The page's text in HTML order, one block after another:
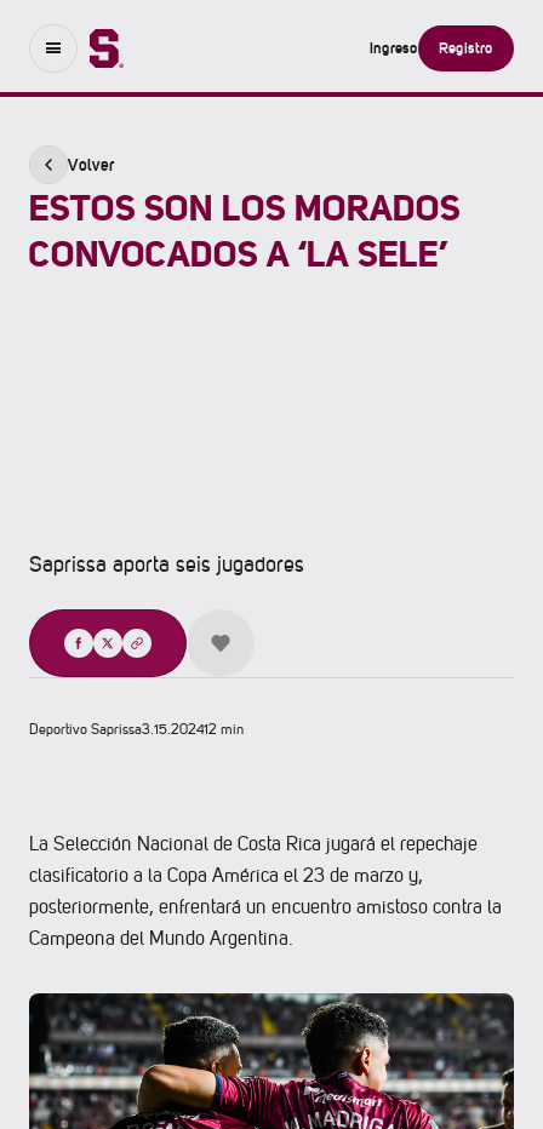
Ingreso Registro
Volver
ESTOS SON LOS MORADOS
CONVOCADOS A ‘LA SELE’
Saprissa aporta seis jugadores
Compartir
Deportivo Saprissa3.15.202412 min
La Selección Nacional de Costa Rica jugará el repechaje
clasificatorio a la Copa América el 23 de marzo y,
posteriormente, enfrentará un encuentro amistoso contra la
Campeona del Mundo Argentina.